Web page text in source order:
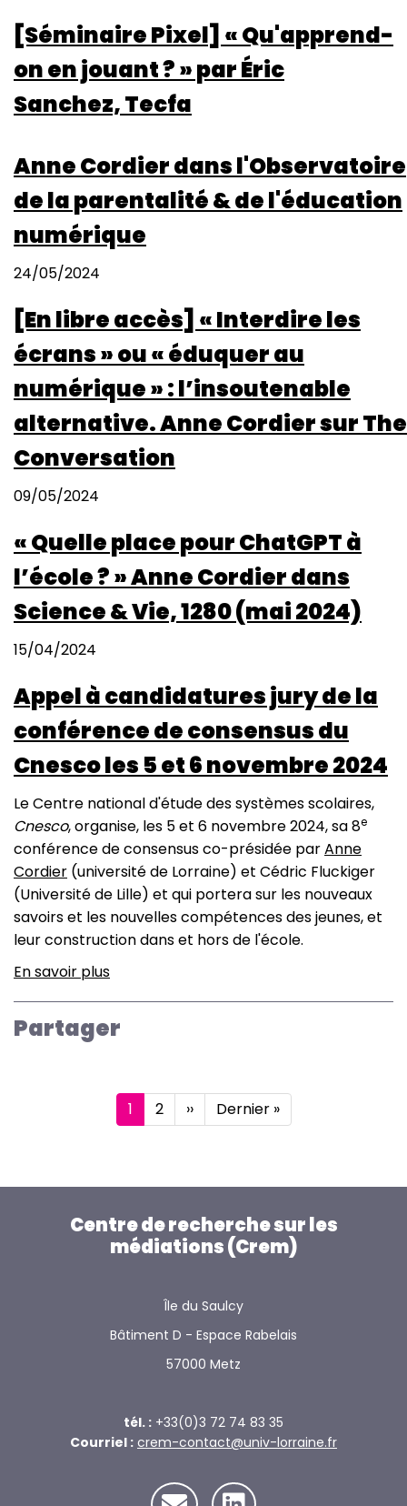
[Séminaire Pixel] « Qu'apprend-
on en jouant ? » par Éric
Sanchez, Tecfa
Anne Cordier dans l'Observatoire
de la parentalité & de l'éducation
numérique
24/05/2024
[En libre accès] « Interdire les
écrans » ou « éduquer au
numérique » : l’insoutenable
alternative. Anne Cordier sur The
Conversation
09/05/2024
« Quelle place pour ChatGPT à
l’école ? » Anne Cordier dans
Science & Vie, 1280 (mai 2024)
15/04/2024
Appel à candidatures jury de la
conférence de consensus du
Cnesco les 5 et 6 novembre 2024
Le Centre national d'étude des systèmes scolaires,
Cnesco, organise, les 5 et 6 novembre 2024, sa 8e
conférence de consensus co-présidée parAnne
Cordier (université de Lorraine) et Cédric Fluckiger
(Université de Lille) et qui portera sur les nouveaux
savoirs et les nouvelles compétences des jeunes, et
leur construction dans et hors de l'école.
En savoir plus
candidatures
conférence
Cnesco
les
novembre
Partager
Page
courante
1 Page
2
Page
suivante
››
Dernière
page
Dernier »
Centre de recherche sur les
médiations (Crem)
Île du Saulcy
Bâtiment D - Espace Rabelais
57000 Metz
tél. : +33(0)3 72 74 83 35
Courriel : crem-contact@univ-lorraine.fr